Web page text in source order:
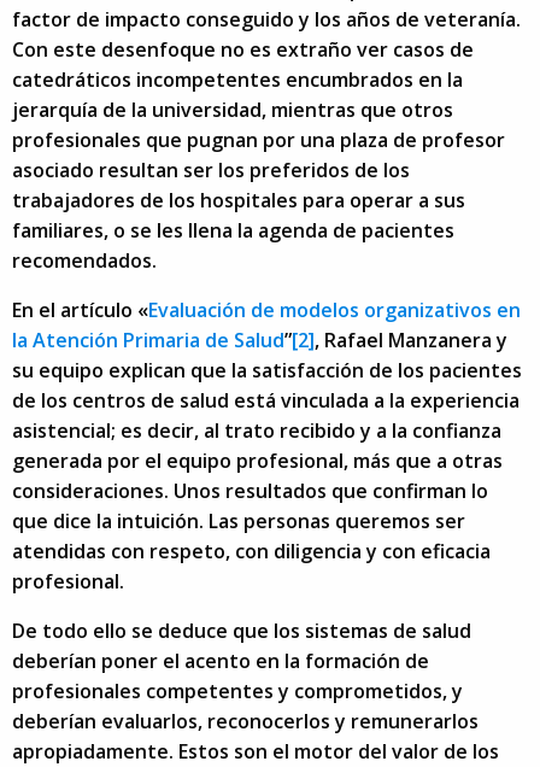
factor de impacto conseguido y los años de veteranía.
Con este desenfoque no es extraño ver casos de
catedráticos incompetentes encumbrados en la
jerarquía de la universidad, mientras que otros
profesionales que pugnan por una plaza de profesor
asociado resultan ser los preferidos de los
trabajadores de los hospitales para operar a sus
familiares, o se les llena la agenda de pacientes
recomendados.
En el artículo «Evaluación de modelos organizativos en
la Atención Primaria de Salud”[2], Rafael Manzanera y
su equipo explican que la satisfacción de los pacientes
de los centros de salud está vinculada a la experiencia
asistencial; es decir, al trato recibido y a la confianza
generada por el equipo profesional, más que a otras
consideraciones. Unos resultados que confirman lo
que dice la intuición. Las personas queremos ser
atendidas con respeto, con diligencia y con eficacia
profesional.
De todo ello se deduce que los sistemas de salud
deberían poner el acento en la formación de
profesionales competentes y comprometidos, y
deberían evaluarlos, reconocerlos y remunerarlos
apropiadamente. Estos son el motor del valor de los